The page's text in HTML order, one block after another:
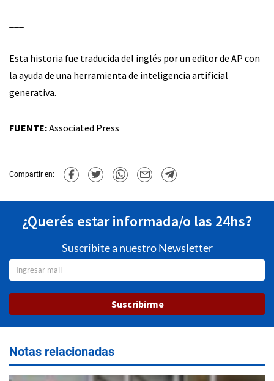
Esta historia fue traducida del inglés por un editor de AP con
la ayuda de una herramienta de inteligencia artificial
generativa.
FUENTE:Associated Press
Compartir en:
¿Querés estar informada/o las 24hs?
Suscribite a nuestro Newsletter
Suscribirme
Notas relacionadas